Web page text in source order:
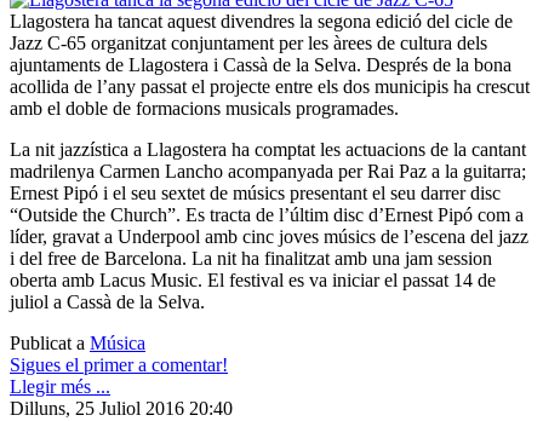
Llagostera ha tancat aquest divendres la segona edició del cicle de
Jazz C-65 organitzat conjuntament per les àrees de cultura dels
ajuntaments de Llagostera i Cassà de la Selva. Després de la bona
acollida de l’any passat el projecte entre els dos municipis ha crescut
amb el doble de formacions musicals programades.
La nit jazzística a Llagostera ha comptat les actuacions de la cantant
madrilenya Carmen Lancho acompanyada per Rai Paz a la guitarra;
Ernest Pipó i el seu sextet de músics presentant el seu darrer disc
“Outside the Church”. Es tracta de l’últim disc d’Ernest Pipó com a
líder, gravat a Underpool amb cinc joves músics de l’escena del jazz
i del free de Barcelona. La nit ha finalitzat amb una jam session
oberta amb Lacus Music. El festival es va iniciar el passat 14 de
juliol a Cassà de la Selva.
Publicat a Música
Sigues el primer a comentar!
Llegir més ...
Dilluns, 25 Juliol 2016 20:40